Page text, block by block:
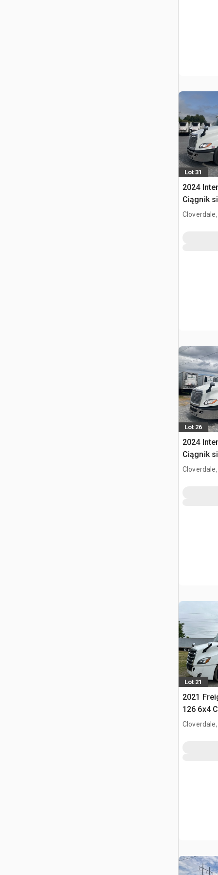
Lot 31
2024
Ciągnik
kabiną
Lot 26
2024
Ciągnik
kabiną
Lot 21
2021
126 6x4
T/A z